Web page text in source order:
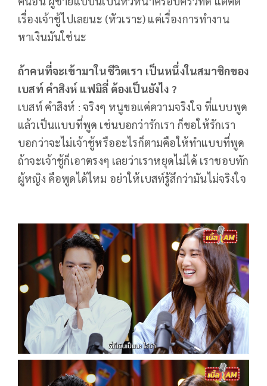
เรื่องเจ้าชู้ไปเลยนะ (หัวเราะ) แค่เรื่องการทำงาน
หาเงินมันใช่นะ
ถ้าคนที่จะเข้ามาในชีวิตเรา เป็นหนึ่งในสมาชิกของ
เบสท์ คำสิงห์ แฟมิลี่ ต้องเป็นยังไง ?
เบสท์ คำสิงห์ : จริงๆ หนูขอแค่ความจริงใจ ที่แบบพูด
แล้วเป็นแบบที่พูด เช่นบอกว่ารักเรา ก็ขอให้รักเรา
บอกว่าจะไม่เจ้าชู้หรืออะไรก็ตามคือให้ทำแบบที่พูด
ถ้าจะเจ้าชู้ก็เอาตรงๆ เลยว่าเราหยุดไม่ได้ เราชอบทัก
ผู้หญิง คือพูดได้ไหม อย่าให้เบสท์รู้สึกว่ามันไม่จริงใจ